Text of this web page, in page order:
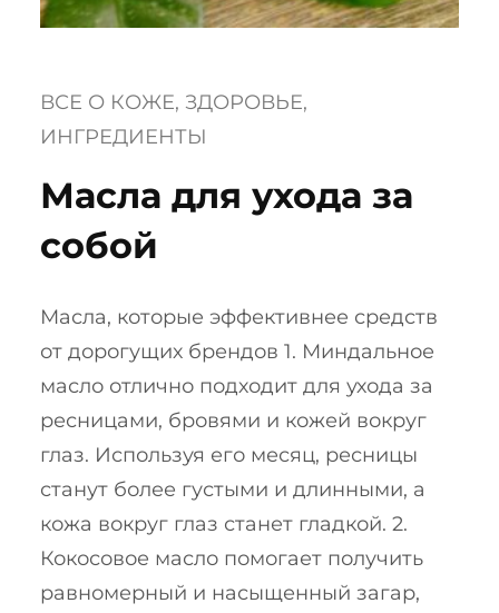
ВСЕ О КОЖЕ, ЗДОРОВЬЕ
ИНГРЕДИЕНТЫ
Масла для ухода за
собой
Масла, которые эффективнее средств
от дорогущих брендов 1. Миндальное
масло отлично подходит для ухода за
ресницами, бровями и кожей вокруг
глаз. Используя его месяц, ресницы
станут более густыми и длинными, а
кожа вокруг глаз станет гладкой. 2.
Кокосовое масло помогает получить
равномерный и насыщенный загар,